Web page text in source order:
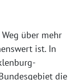
über mehr
ist. In
die